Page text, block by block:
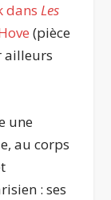
dansLes
(pièce
ailleurs
une
au corps
: ses